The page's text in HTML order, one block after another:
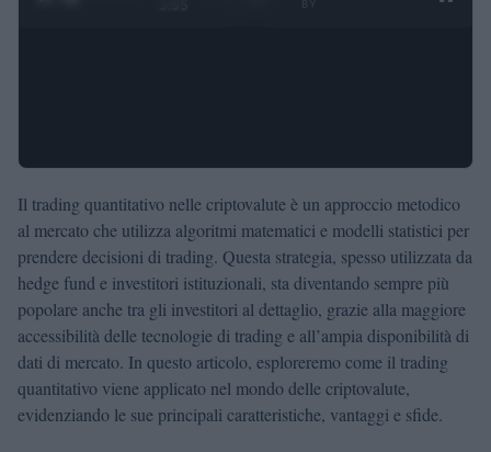
Il trading quantitativo nelle criptovalute è un approccio metodico
al mercato che utilizza algoritmi matematici e modelli statistici per
prendere decisioni di trading. Questa strategia, spesso utilizzata da
hedge fund e investitori istituzionali, sta diventando sempre più
popolare anche tra gli investitori al dettaglio, grazie alla maggiore
accessibilità delle tecnologie di trading e all’ampia disponibilità di
dati di mercato. In questo articolo, esploreremo come il trading
quantitativo viene applicato nel mondo delle criptovalute,
evidenziando le sue principali caratteristiche, vantaggi e sfide.